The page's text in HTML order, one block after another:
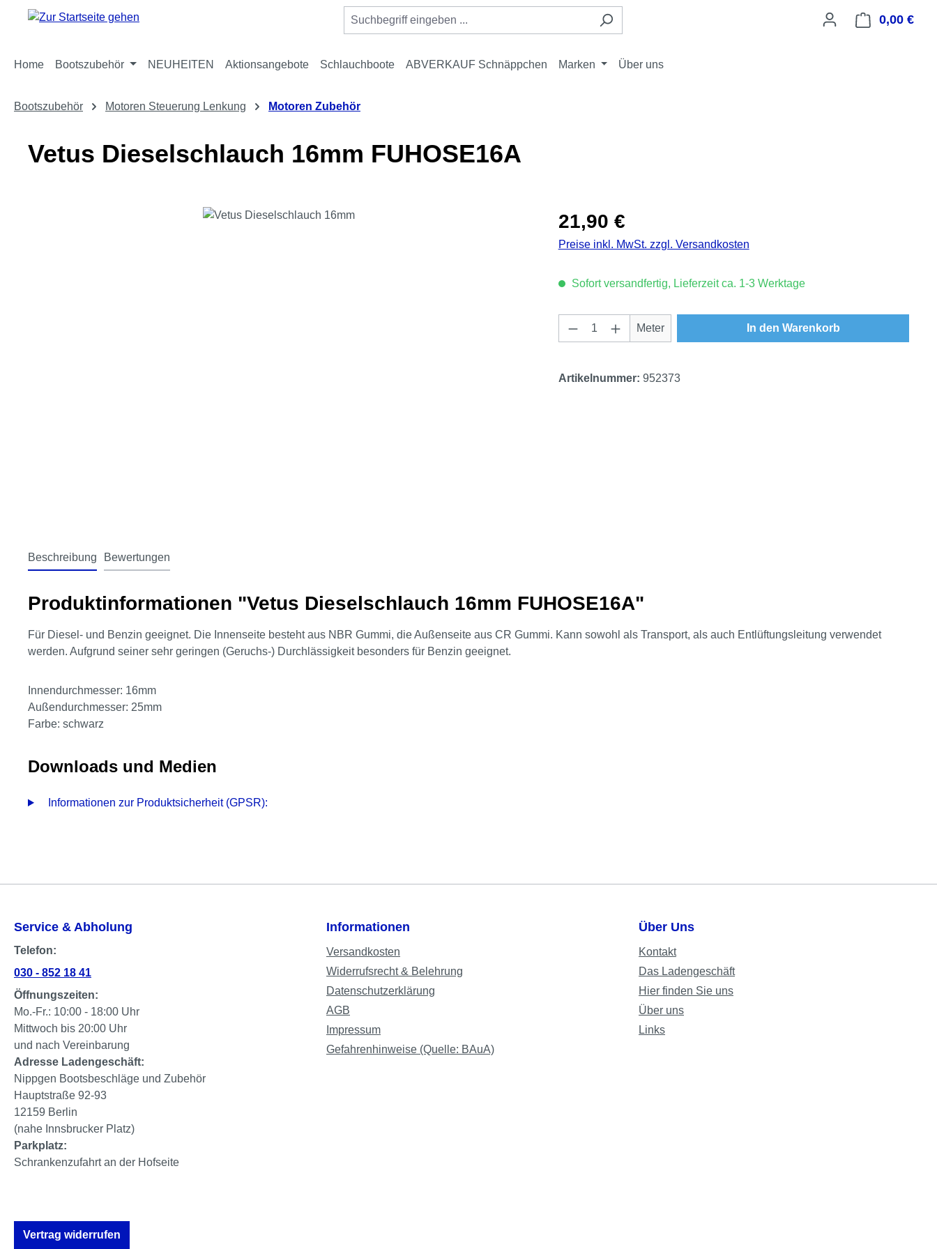
Hauptinhalt springen
Zur Suche springen
Zur Hauptnavigation springen 0,00 €
Home Bootszubehör NEUHEITEN Aktionsangebote Schlauchboote ABVERKAUF Schnäppchen Marken Über uns
Bootszubehör Motoren Steuerung Lenkung Motoren Zubehör
Vetus Dieselschlauch 16mm FUHOSE16A
Regulärer Preis:
21,90 €
Preise inkl. MwSt. zzgl. Versandkosten
Sofort versandfertig, Lieferzeit ca. 1-3 Werktage
Produkt Anzahl: Gib den gewünschten Wert ein
Meter In den Warenkorb
Artikelnummer: 952373
Beschreibung Bewertungen
Produktinformationen "Vetus Dieselschlauch 16mm FUHOSE16A"
Für Diesel- und Benzin geeignet. Die Innenseite besteht aus NBR Gummi, die Außenseite aus CR Gummi. Kann sowohl als Transport, als auch Entlüftungsleitung verwendet
werden. Aufgrund seiner sehr geringen (Geruchs-) Durchlässigkeit besonders für Benzin geeignet.
Innendurchmesser: 16mm
Außendurchmesser: 25mm
Farbe: schwarz
Downloads und Medien
Informationen zur Produktsicherheit (GPSR):
Service & Abholung
Telefon:
030 - 852 18 41
Öffnungszeiten:
Mo.-Fr.: 10:00 - 18:00 Uhr
Mittwoch bis 20:00 Uhr
und nach Vereinbarung
Adresse Ladengeschäft:
Nippgen Bootsbeschläge und Zubehör
Hauptstraße 92-93
12159 Berlin
(nahe Innsbrucker Platz)
Parkplatz:
Schrankenzufahrt an der Hofseite
Vertrag widerrufen
Informationen
Versandkosten
Widerrufsrecht & Belehrung
Datenschutzerklärung
AGB
Impressum
Gefahrenhinweise (Quelle: BAuA)
Über Uns
Kontakt
Das Ladengeschäft
Hier finden Sie uns
Über uns
Links